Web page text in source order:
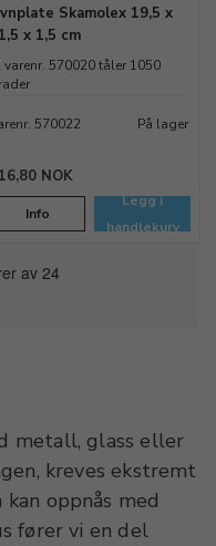
Skamolex 19,5 x
x 1,5 cm
570020 tåler 1050
570022 På lager
NOK
Info
Legg i
handlekurv
av 24
metall, glass eller
kreves ekstremt
oppnås med
fører vi en del